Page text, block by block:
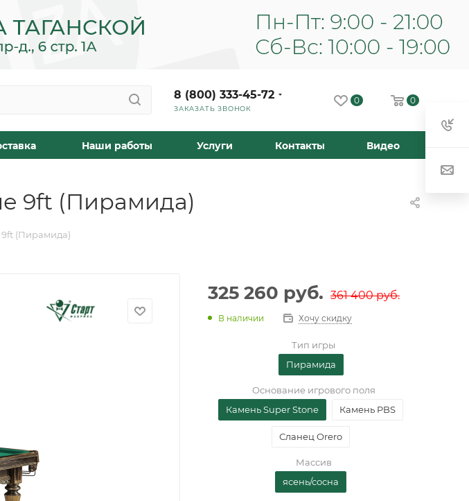
8 (800) 333-45-72
ЗАКАЗАТЬ ЗВОНОК
0 0
Наши работы Услуги Контакты Видео
9ft (Пирамида)
9ft (Пирамида)
325 260 руб. 361 400руб.
В наличии Хочу скидку
Тип игры
Пирамида
Основание игрового поля
Камень Super Stone
Камень PBS
Сланец Orero
Массив
ясень/сосна